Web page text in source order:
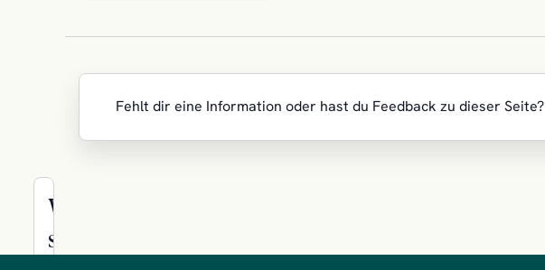
Fehlt dir eine Information oder hast du Feedback zu dieser Seite?
Wir
sind